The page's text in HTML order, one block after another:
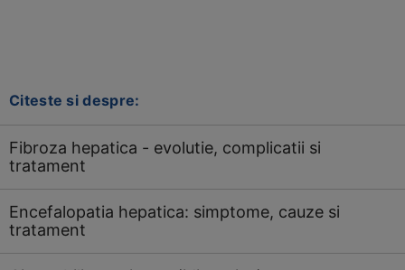
Citeste si despre:
Fibroza hepatica - evolutie, complicatii si
tratament
Encefalopatia hepatica: simptome, cauze si
tratament